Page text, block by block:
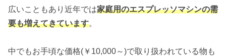
広いこともあり近年では家庭用のエスプレッソマシンの需
要も増えてきています。
中でもお手頃な価格(￥10,000～)で取り扱われている物も